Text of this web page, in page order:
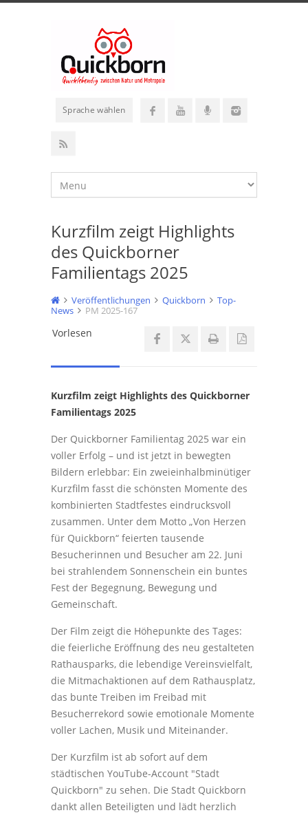
Sprache wählen
Kurzfilm zeigt Highlights
des Quickborner
Familientags 2025
Veröffentlichungen Quickborn
Top-
News
PM 2025-167
Vorlesen
Kurzfilm zeigt Highlights des Quickborner
Familientags 2025
Der Quickborner Familientag 2025 war ein
voller Erfolg – und ist jetzt in bewegten
Bildern erlebbar: Ein zweieinhalbminütiger
Kurzfilm fasst die schönsten Momente des
kombinierten Stadtfestes eindrucksvoll
zusammen. Unter dem Motto „Von Herzen
für Quickborn“ feierten tausende
Besucherinnen und Besucher am 22. Juni
bei strahlendem Sonnenschein ein buntes
Fest der Begegnung, Bewegung und
Gemeinschaft.
Der Film zeigt die Höhepunkte des Tages:
die feierliche Eröffnung des neu gestalteten
Rathausparks, die lebendige Vereinsvielfalt,
die Mitmachaktionen auf dem Rathausplatz,
das bunte Treiben im Freibad mit
Besucherrekord sowie emotionale Momente
voller Lachen, Musik und Miteinander.
Der Kurzfilm ist ab sofort auf dem
städtischen YouTube-Account "Stadt
Quickborn" zu sehen. Die Stadt Quickborn
dankt allen Beteiligten und lädt herzlich